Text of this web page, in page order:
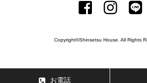
Copyright©Shinsetsu House. All Rights
お電話